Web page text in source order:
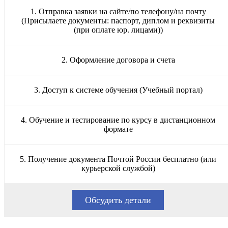
1. Отправка заявки на сайте/по телефону/на почту
(Присылаете документы: паспорт, диплом и реквизиты
(при оплате юр. лицами))
2. Оформление договора и счета
3. Доступ к системе обучения (Учебный портал)
4. Обучение и тестирование по курсу в дистанционном
формате
5. Получение документа Почтой России бесплатно (или
курьерской службой)
Обсудить детали